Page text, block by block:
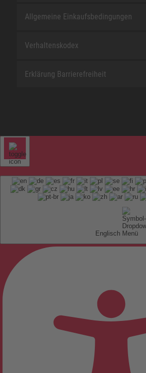
Allgemeine Einkaufsbedingungen
Verhaltenskodex
Erklärung Barrierefreiheit
Englisch